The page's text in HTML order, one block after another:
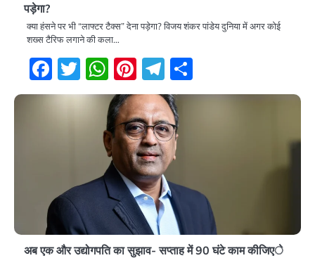
पड़ेगा?
क्या हंसने पर भी “लाफ्टर टैक्स” देना पड़ेगा? विजय शंकर पांडेय दुनिया में अगर कोई
शख्स टैरिफ लगाने की कला…
Facebook
Twitter
WhatsApp
Pinterest
Telegram
अब एक और उद्योगपति का सुझाव- सप्ताह में 90 घंटे काम कीजिएे